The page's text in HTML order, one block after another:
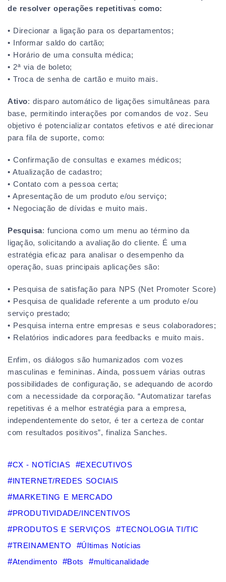
de resolver operações repetitivas como:
• Direcionar a ligação para os departamentos;
• Informar saldo do cartão;
• Horário de uma consulta médica;
• 2ª via de boleto;
• Troca de senha de cartão e muito mais.
Ativo: disparo automático de ligações simultâneas para
base, permitindo interações por comandos de voz. Seu
objetivo é potencializar contatos efetivos e até direcionar
para fila de suporte, como:
• Confirmação de consultas e exames médicos;
• Atualização de cadastro;
• Contato com a pessoa certa;
• Apresentação de um produto e/ou serviço;
• Negociação de dívidas e muito mais.
Pesquisa: funciona como um menu ao término da
ligação, solicitando a avaliação do cliente. É uma
estratégia eficaz para analisar o desempenho da
operação, suas principais aplicações são:
• Pesquisa de satisfação para NPS (Net Promoter Score)
• Pesquisa de qualidade referente a um produto e/ou
serviço prestado;
• Pesquisa interna entre empresas e seus colaboradores;
• Relatórios indicadores para feedbacks e muito mais.
Enfim, os diálogos são humanizados com vozes
masculinas e femininas. Ainda, possuem várias outras
possibilidades de configuração, se adequando de acordo
com a necessidade da corporação. “Automatizar tarefas
repetitivas é a melhor estratégia para a empresa,
independentemente do setor, é ter a certeza de contar
com resultados positivos”, finaliza Sanches.
CX - NOTÍCIAS
EXECUTIVOS
INTERNET/REDES SOCIAIS
MARKETING E MERCADO
PRODUTIVIDADE/INCENTIVOS
PRODUTOS E SERVIÇOS
TECNOLOGIA TI/TIC
TREINAMENTO
Últimas Notícias
Atendimento
Bots multicanalidade